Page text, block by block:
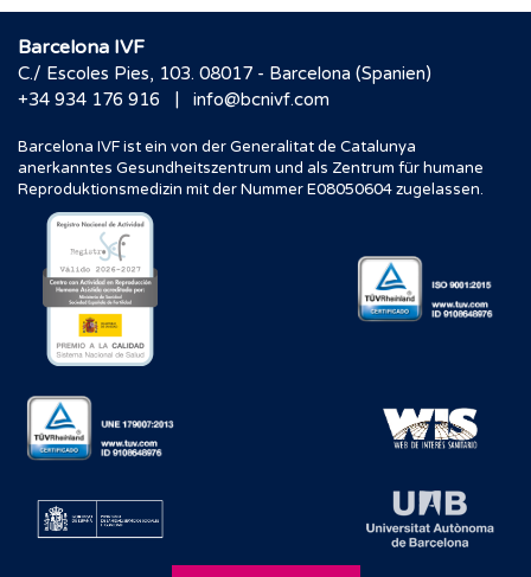
Barcelona IVF
C./ Escoles Pies, 103. 08017 - Barcelona (Spanien)
+34 934 176 916
| info@bcnivf.com
Barcelona IVF ist ein von der Generalitat de Catalunya
anerkanntes Gesundheitszentrum und als Zentrum für humane
Reproduktionsmedizin mit der Nummer E08050604 zugelassen.